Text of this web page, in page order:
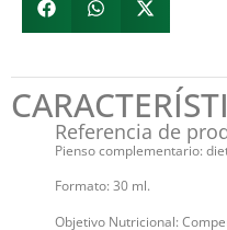
Referencia de
Pienso complementario:
Formato: 30 ml.
Objetivo Nutricional: